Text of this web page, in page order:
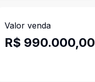
Valor venda
R$ 990.000,00